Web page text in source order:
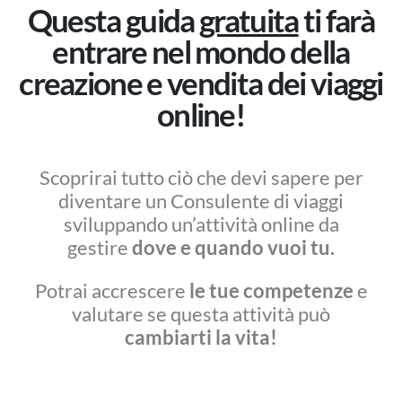
Questa guidagratuitati farà
entrare nel mondo della
creazione e vendita dei viaggi
online!
Scoprirai tutto ciò che devi sapere per
diventare un Consulente di viaggi
sviluppando un’attività online da
gestiredove e quando vuoi tu.
Potrai accrescere le tue competenze e
valutare se questa attività può
cambiarti la vita!